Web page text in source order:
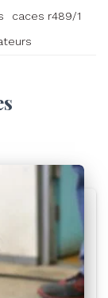
caces r489/1